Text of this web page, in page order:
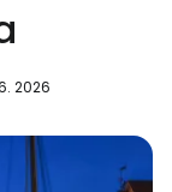
2026